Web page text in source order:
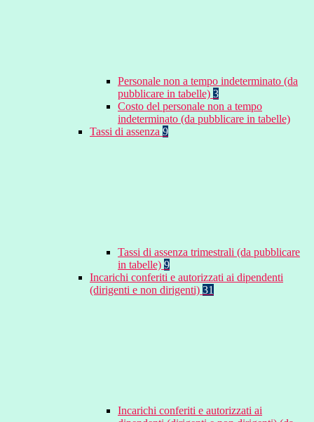
Personale non a tempo indeterminato (da
pubblicare in tabelle) 3
Costo del personale non a tempo
indeterminato (da pubblicare in tabelle)
Tassi di assenza 9
Tassi di assenza trimestrali (da pubblicare
in tabelle) 9
Incarichi conferiti e autorizzati ai dipendenti
(dirigenti e non dirigenti) 31
Incarichi conferiti e autorizzati ai